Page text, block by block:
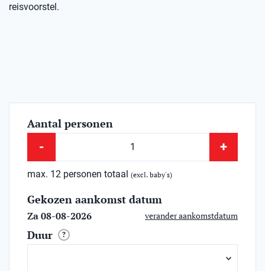
reisvoorstel.
Aantal personen
- +
max. 12 personen totaal (excl. baby's)
Gekozen aankomst datum
Za 08-08-2026 verander aankomstdatum
Duur ?